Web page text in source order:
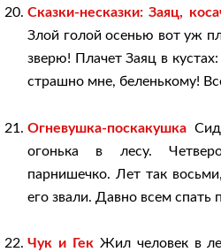
Сказки-несказки: Заяц,
Злой голой осенью вот уж
зверю! Плачет Заяц в
страшно мне, беленькому!
Огневушка-поскакушка
огонька в лесу.
парнишечко. Лет так
его звали. Давно всем спать
Чук и ГекЖил человек в